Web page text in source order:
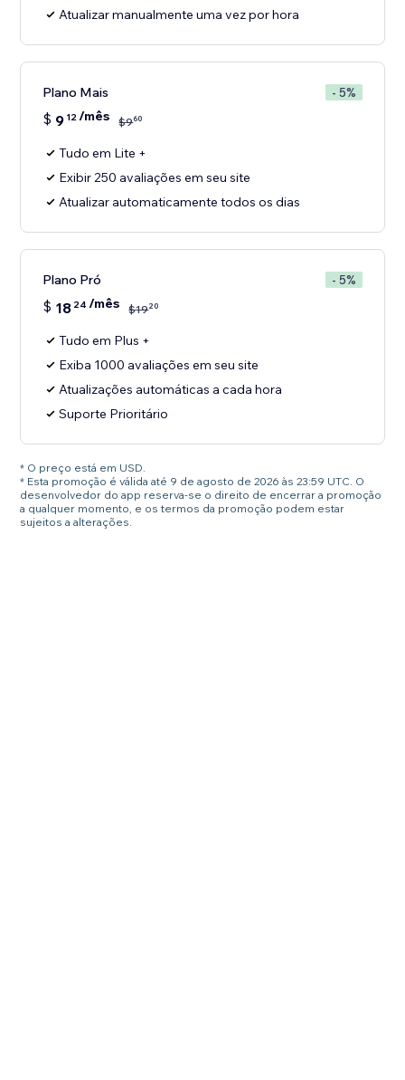
Atualizar manualmente uma vez por hora
Plano Mais - 5%
$ 9 12/mês $960
Tudo em Lite +
Exibir 250 avaliações em seu site
Atualizar automaticamente todos os dias
Plano Pró - 5%
$ 18 24 /mês $1920
Tudo em Plus +
Exiba 1000 avaliações em seu site
Atualizações automáticas a cada hora
Suporte Prioritário
* O preço está em USD.
* Esta promoção é válida até 9 de agosto de 2026 às 23:59 UTC. O
desenvolvedor do app reserva-se o direito de encerrar a promoção
a qualquer momento, e os termos da promoção podem estar
sujeitos a alterações.